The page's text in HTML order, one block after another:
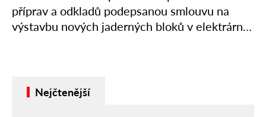
příprav a odkladů podepsanou smlouvu na
výstavbu nových jaderných bloků v elektrárně
Nejčtenější